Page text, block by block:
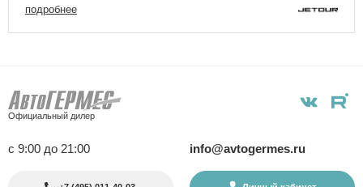
подробнее
Официальный дилер
с 9:00 до 21:00 info@avtogermes.ru